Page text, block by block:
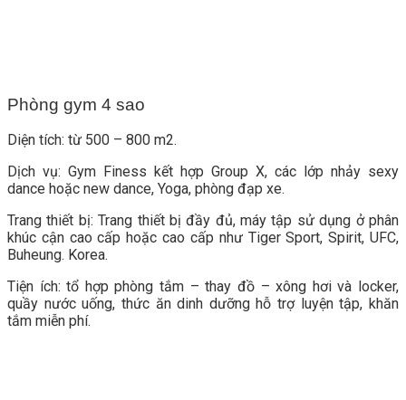
Phòng gym 4 sao
Diện tích: từ 500 – 800 m2.
Dịch vụ: Gym Finess kết hợp Group X, các lớp nhảy sexy
dance hoặc new dance, Yoga, phòng đạp xe.
Trang thiết bị: Trang thiết bị đầy đủ, máy tập sử dụng ở phân
khúc cận cao cấp hoặc cao cấp như Tiger Sport, Spirit, UFC,
Buheung. Korea.
Tiện ích: tổ hợp phòng tắm – thay đồ – xông hơi và locker,
quầy nước uống, thức ăn dinh dưỡng hỗ trợ luyện tập, khăn
tắm miễn phí.